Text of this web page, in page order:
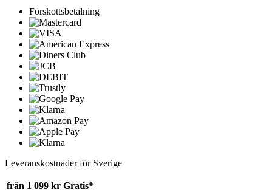
Förskottsbetalning
Leveranskostnader för Sverige
från 1 099 kr Gratis*